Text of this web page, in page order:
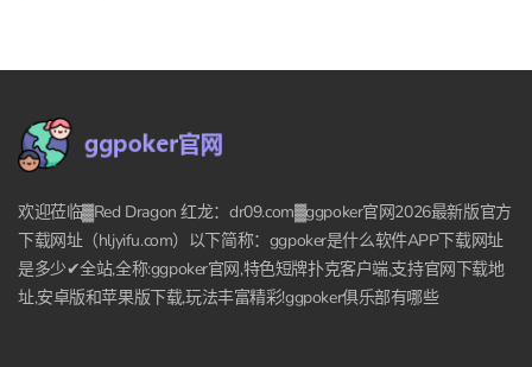
欢迎莅临▓Red Dragon 红龙：dr09.com▓ggpoker官网2026最新版官方
下载网址（hljyifu.com）以下简称：ggpoker是什么软件APP下载网址
是多少✔全站,全称:ggpoker官网,特色短牌扑克客户端,支持官网下载地
址,安卓版和苹果版下载,玩法丰富精彩!ggpoker俱乐部有哪些